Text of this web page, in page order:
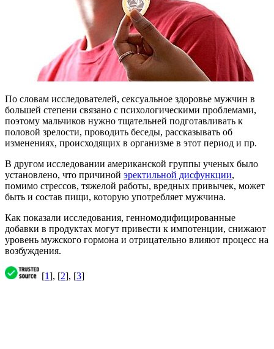
По словам исследователей, сексуальное здоровье мужчин в
большей степени связано с психологическими проблемами,
поэтому мальчиков нужно тщательней подготавливать к
половой зрелости, проводить беседы, рассказывать об
изменениях, происходящих в организме в этот период и пр.
В другом исследовании американской группы ученых было
установлено, что причиной эректильной дисфункции,
помимо стрессов, тяжелой работы, вредных привычек, может
быть и состав пищи, которую употребляет мужчина.
Как показали исследования, генномодифицированные
добавки в продуктах могут привести к импотенции, снижают
уровень мужского гормона и отрицательно влияют процесс на
возбуждения.
[1], [2], [3]